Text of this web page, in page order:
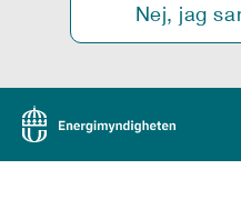
Nej, jag